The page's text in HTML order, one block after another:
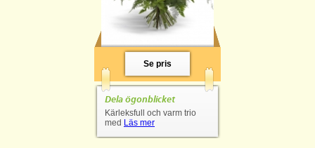
Se pris
Dela ögonblicket
Kärleksfull och varm trio
med Läs mer